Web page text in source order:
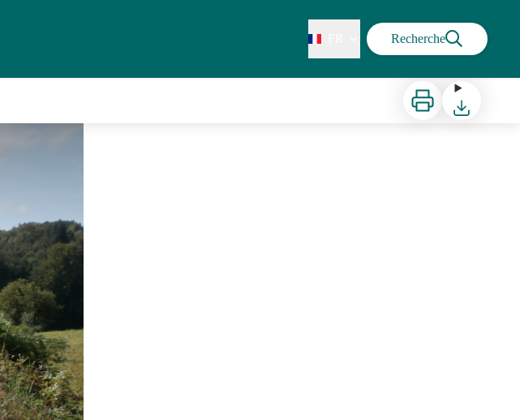
Recherche
Imprimer Télécharger